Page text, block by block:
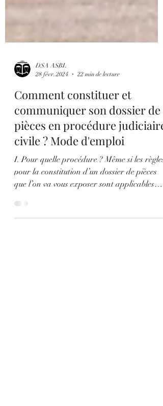
DSA ASBL
28 févr. 2024
22 min de lecture
Comment constituer et
communiquer son dossier de
pièces en procédure judiciaire
civile ? Mode d'emploi
pour la constitution d’un dossier de pièces
que l’on va vous exposer sont applicables